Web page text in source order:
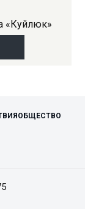
«Куйлюк»
ОБЩЕСТВО